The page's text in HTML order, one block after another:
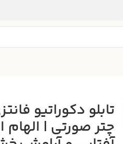
تابلو دکوراتیو
چتر صورتی | الهام